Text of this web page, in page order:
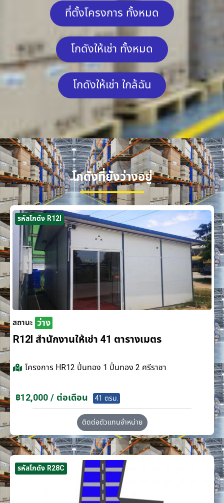
ที่ตั้งโครงการ ทั้งหมด
โกดังให้เช่า ทั้งหมด
โกดังให้เช่า ใกล้ฉัน
โกดังที่ยังว่างอยู่
รหัสโกดัง R12I
สถานะ ว่าง
R12I สำนักงานให้เช่า 41 ตารางเมตร
โครงการ HR12 ปิ่นทอง 1 ปิ่นทอง 2 ศรีราชา
฿12,000 / ต่อเดือน 41 ตรม.
ติดต่อตัวแทนจำหน่าย
รหัสโกดัง R28C